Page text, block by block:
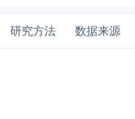
研究方法 数据来源